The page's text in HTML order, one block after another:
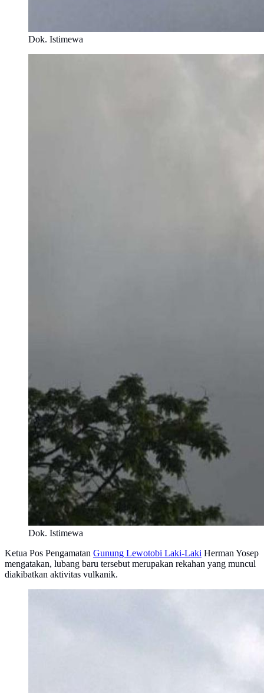
Dok. Istimewa
Dok. Istimewa
Ketua Pos Pengamatan Gunung Lewotobi Laki-Laki Herman Yosep
mengatakan, lubang baru tersebut merupakan rekahan yang muncul
diakibatkan aktivitas vulkanik.